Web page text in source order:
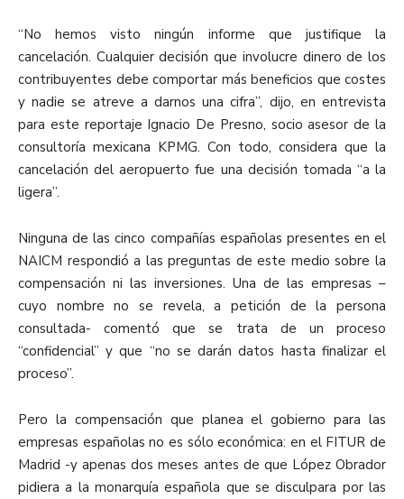
“No hemos visto ningún informe que justifique la
cancelación. Cualquier decisión que involucre dinero de los
contribuyentes debe comportar más beneficios que costes
y nadie se atreve a darnos una cifra”, dijo, en entrevista
para este reportaje Ignacio De Presno, socio asesor de la
consultoría mexicana KPMG. Con todo, considera que la
cancelación del aeropuerto fue una decisión tomada “a la
ligera”.
Ninguna de las cinco compañías españolas presentes en el
NAICM respondió a las preguntas de este medio sobre la
compensación ni las inversiones. Una de las empresas –
cuyo nombre no se revela, a petición de la persona
consultada- comentó que se trata de un proceso
“confidencial” y que “no se darán datos hasta finalizar el
proceso”.
Pero la compensación que planea el gobierno para las
empresas españolas no es sólo económica: en el FITUR de
Madrid -y apenas dos meses antes de que López Obrador
pidiera a la monarquía española que se disculpara por las